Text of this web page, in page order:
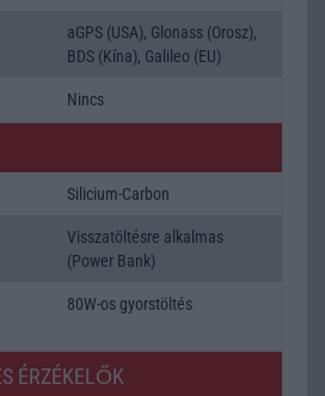
aGPS (USA), Glonass (Orosz),
BDS (Kína), Galileo (EU)
Nincs
Silicium-Carbon
Visszatöltésre alkalmas
(Power Bank)
80W-os gyorstöltés
ÉRZÉKELŐK